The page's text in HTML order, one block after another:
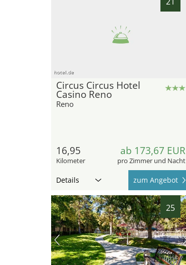
hotel.de
Circus Circus Hotel
Casino Reno
Reno
16,95
Kilometer
ab 173,67 EUR
pro Zimmer und Nacht
Details zum Angebot
25